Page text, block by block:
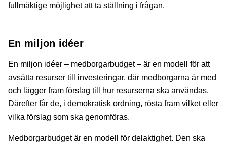
fullmäktige möjlighet att ta ställning i frågan.
En miljon idéer
En miljon idéer – medborgarbudget – är en modell för att
avsätta resurser till investeringar, där medborgarna är med
och lägger fram förslag till hur resurserna ska användas.
Därefter får de, i demokratisk ordning, rösta fram vilket eller
vilka förslag som ska genomföras.
Medborgarbudget är en modell för delaktighet. Den ska